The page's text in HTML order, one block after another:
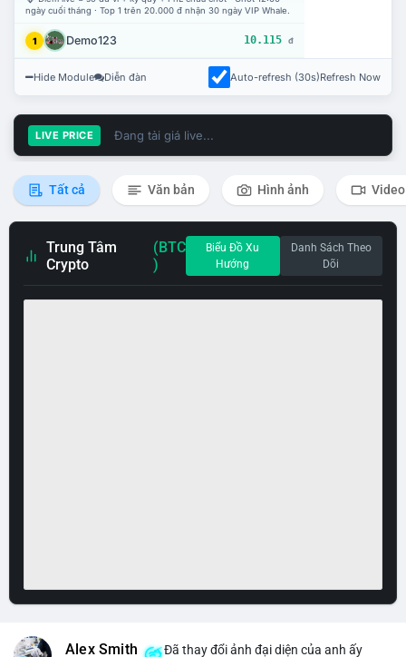
ngày cuối tháng · Top 1 trên 20.000 đ nhận 30 ngày VIP Whale.
1 Demo123 10.115 đ
Hide Module Diễn đàn Auto-refresh (30s)Refresh Now
LIVE PRICE Đang tải giá live...
Tất cả Văn bản Hình ảnh Video
Trung Tâm
Crypto
(BTC
)
Biểu Đồ Xu
Hướng
Danh Sách Theo
Dõi
Alex Smith Đã thay đổi ảnh đại diện của anh ấy